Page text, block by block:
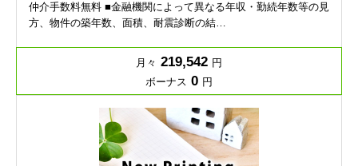
仲介手数料無料 ■金融機関によって異なる年収・勤続年数等の見
方、物件の築年数、面積、耐震診断の結…
月々 219,542 円
ボーナス 0 円